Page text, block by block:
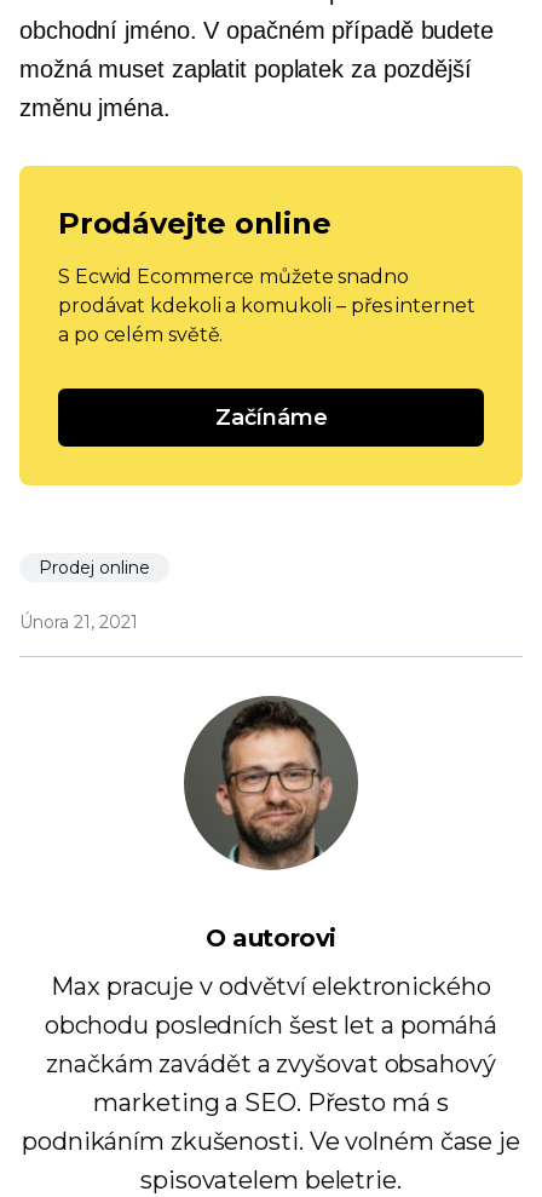
obchodní jméno. V opačném případě budete
možná muset zaplatit poplatek za pozdější
změnu jména.
Prodávejte online
S Ecwid Ecommerce můžete snadno
prodávat kdekoli a komukoli – přes internet
a po celém světě.
Začínáme
Prodej online
Února 21, 2021
O autorovi
Max pracuje v odvětví elektronického
obchodu posledních šest let a pomáhá
značkám zavádět a zvyšovat obsahový
marketing a SEO. Přesto má s
podnikáním zkušenosti. Ve volném čase je
spisovatelem beletrie.